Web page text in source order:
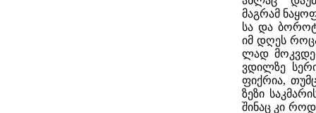
მაგ­რამ
სა და
იმ დღეს რო­ცა
ლად
ვდილ­ზე
ფიქ­რია,
ზე­ზი
ში­ნაც კი